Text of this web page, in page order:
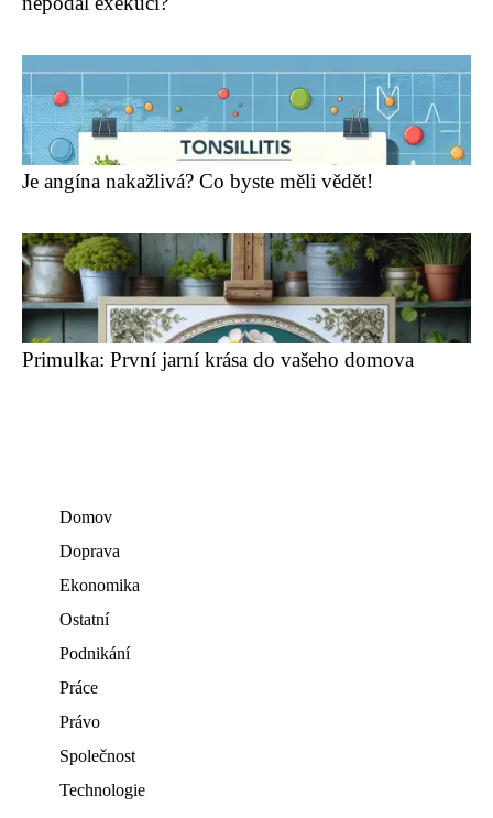
Je angína nakažlivá? Co byste měli vědět!
Primulka: První jarní krása do vašeho domova
Domov
Doprava
Ekonomika
Ostatní
Podnikání
Práce
Právo
Společnost
Technologie